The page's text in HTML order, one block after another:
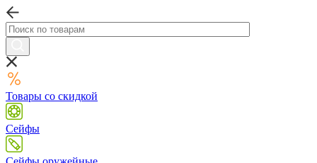
Товары со скидкой
Сейфы